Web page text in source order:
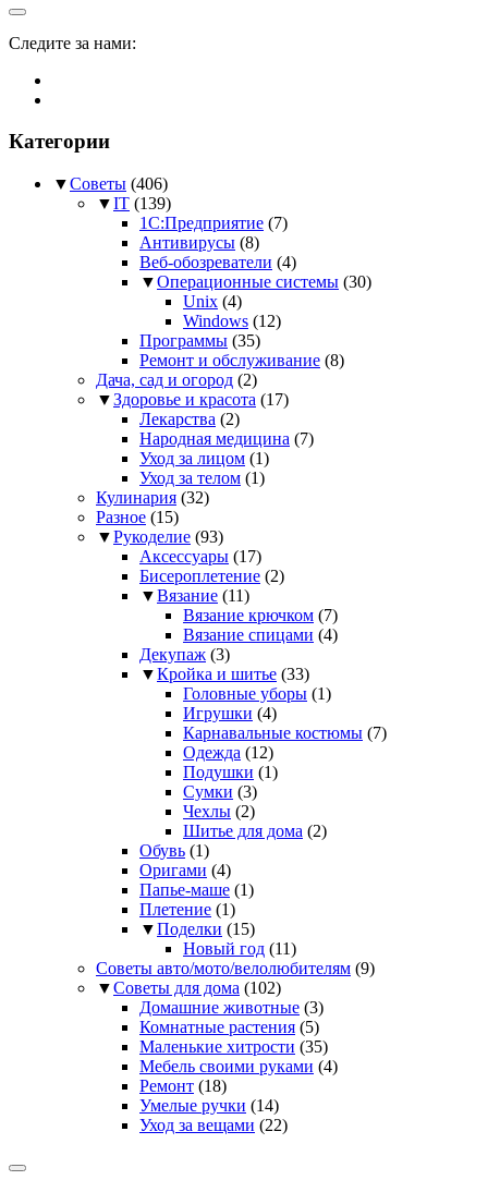
Следите за нами:
Категории
▼Советы (406)
▼IT (139)
1С:Предприятие (7)
Антивирусы (8)
Веб-обозреватели (4)
▼Операционные системы (30)
Unix (4)
Windows (12)
Программы (35)
Ремонт и обслуживание (8)
Дача, сад и огород (2)
▼Здоровье и красота (17)
Лекарства (2)
Народная медицина (7)
Уход за лицом (1)
Уход за телом (1)
Кулинария (32)
Разное (15)
▼Рукоделие (93)
Аксессуары (17)
Бисероплетение (2)
▼Вязание (11)
Вязание крючком (7)
Вязание спицами (4)
Декупаж (3)
▼Кройка и шитье (33)
Головные уборы (1)
Игрушки (4)
Карнавальные костюмы (7)
Одежда (12)
Подушки (1)
Сумки (3)
Чехлы (2)
Шитье для дома (2)
Обувь (1)
Оригами (4)
Папье-маше (1)
Плетение (1)
▼Поделки (15)
Новый год (11)
Советы авто/мото/велолюбителям (9)
▼Советы для дома (102)
Домашние животные (3)
Комнатные растения (5)
Маленькие хитрости (35)
Мебель своими руками (4)
Ремонт (18)
Умелые ручки (14)
Уход за вещами (22)